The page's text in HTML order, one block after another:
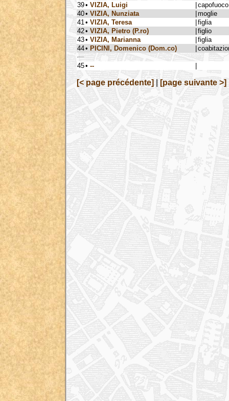
39• VIZIA, Luigi
capofuoco
40• VIZIA, Nunziata
moglie
41 • VIZIA, Teresa
figlia
42• VIZIA, Pietro (P.ro)
figlio
43• VIZIA, Marianna
figlia
44• PICINI, Domenico (Dom.co)
45• --
[< page précédente] [page suivante >]